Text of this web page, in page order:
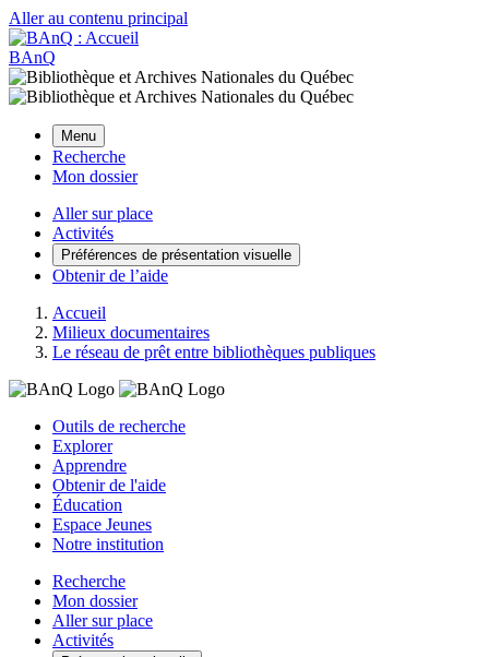
Aller au contenu principal
BAnQ
Menu
Recherche
Mon dossier
Aller sur place
Activités
Préférences de présentation visuelle
Obtenir de l’aide
Accueil
Milieux documentaires
Le réseau de prêt entre bibliothèques publiques
Outils de recherche
Explorer
Apprendre
Obtenir de l'aide
Éducation
Espace Jeunes
Notre institution
Recherche
Mon dossier
Aller sur place
Activités